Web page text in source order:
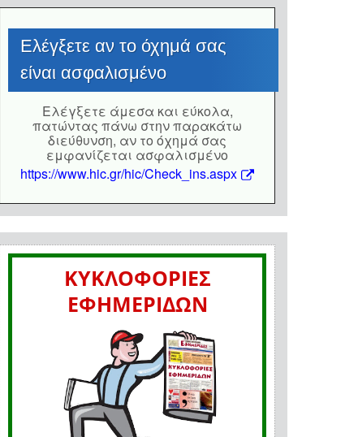
Eλέγξετε αν το όχημά σας
είναι ασφαλισμένο
Eλέγξετε άμεσα και εύκολα,
πατώντας πάνω στην παρακάτω
διεύθυνση, αν το όχημά σας
εμφανίζεται ασφαλισμένο
https://www.hic.gr/hic/Check_ins.aspx
ΚΥΚΛΟΦΟΡΙΕΣ
ΕΦΗΜΕΡΙΔΩΝ